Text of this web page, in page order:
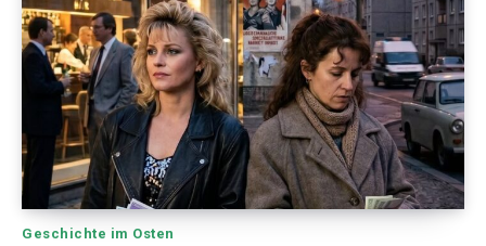
Geschichte im Osten